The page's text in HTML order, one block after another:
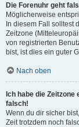
Die Forenuhr geht
Möglicherweise
In diesem Fall solltest
Zeitzone
von registrierten
bist, ist dies ein guter
Nach oben
Ich habe die
falsch!
Wenn du dir sicher
Zeit trotzdem noch